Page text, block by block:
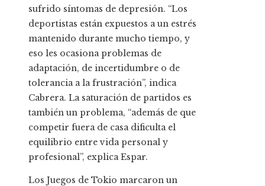
sufrido síntomas de depresión. “Los
deportistas están expuestos a un estrés
mantenido durante mucho tiempo, y
eso les ocasiona problemas de
adaptación, de incertidumbre o de
tolerancia a la frustración”, indica
Cabrera. La saturación de partidos es
también un problema, “además de que
competir fuera de casa dificulta el
equilibrio entre vida personal y
profesional”, explica Espar.
Los Juegos de Tokio marcaron un